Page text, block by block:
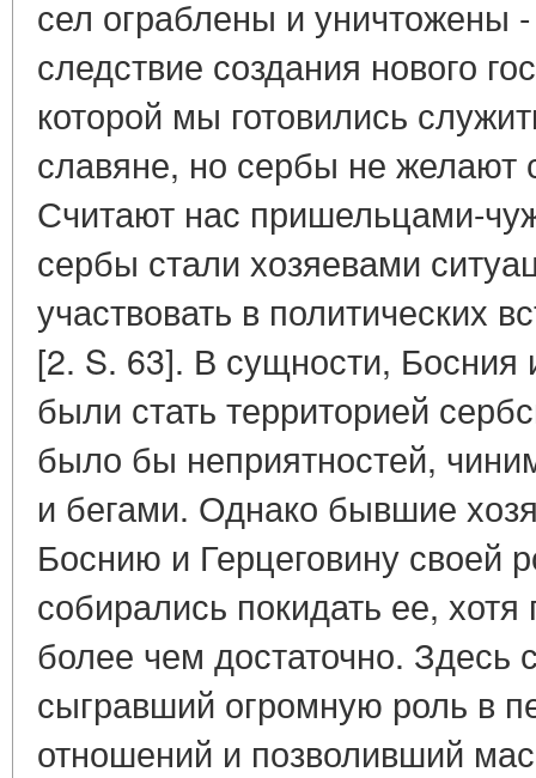
сел ограблены и уничтожены
следствие создания нового
которой мы готовились
славяне, но сербы не желают
Считают нас пришельцами-
сербы стали хозяевами
участвовать в политических
[2. S. 63]. В сущности, Босния
были стать территорией
было бы неприятностей,
и бегами. Однако бывшие
Боснию и Герцеговину своей
собирались покидать ее,
более чем достаточно. Здесь
сыгравший огромную роль в
отношений и позволивший